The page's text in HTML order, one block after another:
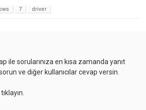
7 driver
ile sorularınıza en kısa zamanda yanıt
ve diğer kullanıcılar cevap versin.
tıklayın.